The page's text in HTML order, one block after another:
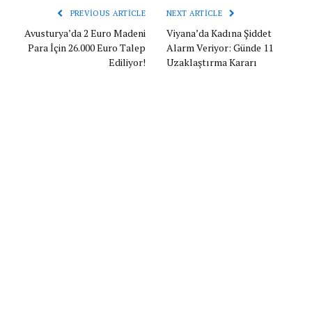
PREVIOUS ARTICLE
Avusturya’da 2 Euro Madeni
Para İçin 26.000 Euro Talep
Ediliyor!
NEXT ARTICLE
Viyana’da Kadına Şiddet
Alarm Veriyor: Günde 11
Uzaklaştırma Kararı